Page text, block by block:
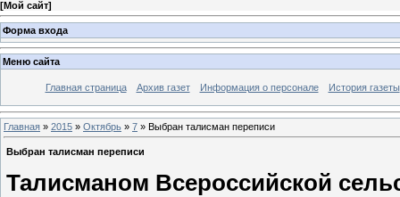
[Мой сайт]
Форма входа
Меню сайта
Главная страница Архив газет Информация о персонале История газеты
Главная » 2015 » Октябрь » 7 » Выбран талисман переписи
Выбран талисман переписи
Талисманом Всероссийской